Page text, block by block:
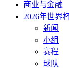
商业与金融
2026年世界
新闻
小组
赛程
球队